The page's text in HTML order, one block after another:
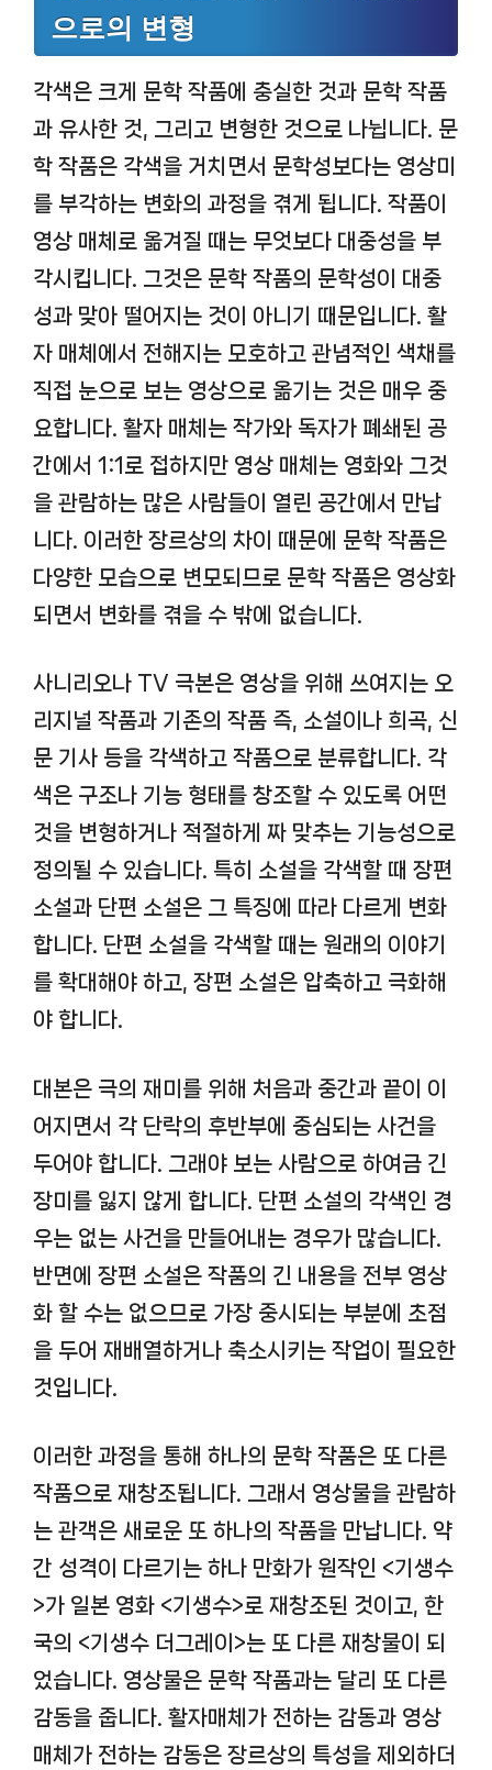
으로의 변형
각색은 크게 문학 작품에 충실한 것과 문학 작품
과 유사한 것, 그리고 변형한 것으로 나뉩니다. 문
학 작품은 각색을 거치면서 문학성보다는 영상미
를 부각하는 변화의 과정을 겪게 됩니다. 작품이
영상 매체로 옮겨질 때는 무엇보다 대중성을 부
각시킵니다. 그것은 문학 작품의 문학성이 대중
성과 맞아 떨어지는 것이 아니기 때문입니다. 활
자 매체에서 전해지는 모호하고 관념적인 색채를
직접 눈으로 보는 영상으로 옮기는 것은 매우 중
요합니다. 활자 매체는 작가와 독자가 폐쇄된 공
간에서 1:1로 접하지만 영상 매체는 영화와 그것
을 관람하는 많은 사람들이 열린 공간에서 만납
니다. 이러한 장르상의 차이 때문에 문학 작품은
다양한 모습으로 변모되므로 문학 작품은 영상화
되면서 변화를 겪을 수 밖에 없습니다.
사니리오나 TV 극본은 영상을 위해 쓰여지는 오
리지널 작품과 기존의 작품 즉, 소설이나 희곡, 신
문 기사 등을 각색하고 작품으로 분류합니다. 각
색은 구조나 기능 형태를 창조할 수 있도록 어떤
것을 변형하거나 적절하게 짜 맞추는 기능성으로
정의될 수 있습니다. 특히 소설을 각색할 때 장편
소설과 단편 소설은 그 특징에 따라 다르게 변화
합니다. 단편 소설을 각색할 때는 원래의 이야기
를 확대해야 하고, 장편 소설은 압축하고 극화해
야 합니다.
대본은 극의 재미를 위해 처음과 중간과 끝이 이
어지면서 각 단락의 후반부에 중심되는 사건을
두어야 합니다. 그래야 보는 사람으로 하여금 긴
장미를 잃지 않게 합니다. 단편 소설의 각색인 경
우는 없는 사건을 만들어내는 경우가 많습니다.
반면에 장편 소설은 작품의 긴 내용을 전부 영상
화 할 수는 없으므로 가장 중시되는 부분에 초점
을 두어 재배열하거나 축소시키는 작업이 필요한
것입니다.
이러한 과정을 통해 하나의 문학 작품은 또 다른
작품으로 재창조됩니다. 그래서 영상물을 관람하
는 관객은 새로운 또 하나의 작품을 만납니다. 약
간 성격이 다르기는 하나 만화가 원작인 <기생수
>가 일본 영화 <기생수>로 재창조된 것이고, 한
국의 <기생수 더그레이>는 또 다른 재창물이 되
었습니다. 영상물은 문학 작품과는 달리 또 다른
감동을 줍니다. 활자매체가 전하는 감동과 영상
매체가 전하는 감동은 장르상의 특성을 제외하더